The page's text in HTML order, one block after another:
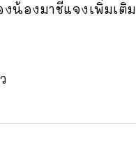
น้องมาชี้แจงเพิ่มเติม